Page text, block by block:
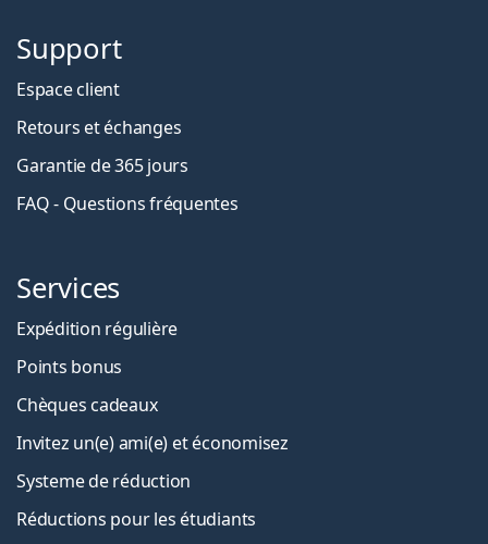
Support
Espace client
Retours et échanges
Garantie de 365 jours
FAQ - Questions fréquentes
Services
Expédition régulière
Points bonus
Chèques cadeaux
Invitez un(e) ami(e) et économisez
Systeme de réduction
Réductions pour les étudiants